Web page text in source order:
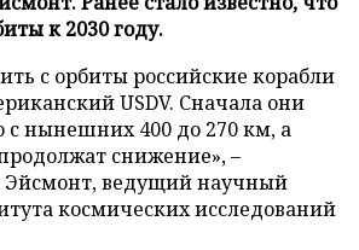
к 2030 году.
с орбиты российские корабли
USDV. Сначала они
с нынешних 400 до 270 км, а
снижение», –
Эйсмонт, ведущий научный
космических исследований